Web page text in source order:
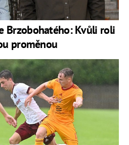
Brzobohatého: Kvůli roli
proměnou